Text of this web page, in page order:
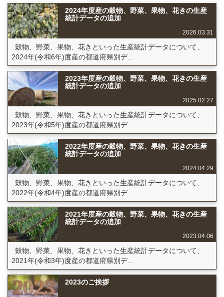
2024年度産の穀物、野菜、果物、花きの生産
統計データの追加
2026.03.31
穀物、野菜、果物、花きといった生産統計データについて、
2024年(令和6年)度産の都道府県別デ...
2023年度産の穀物、野菜、果物、花きの生産
統計データの追加
2025.02.27
穀物、野菜、果物、花きといった生産統計データについて、
2023年(令和5年)度産の都道府県別デ...
2022年度産の穀物、野菜、果物、花きの生産
統計データの追加
2024.04.29
穀物、野菜、果物、花きといった生産統計データについて、
2022年(令和4年)度産の都道府県別デ...
2021年度産の穀物、野菜、果物、花きの生産
統計データの追加
2023.04.06
穀物、野菜、果物、花きといった生産統計データについて、
2021年(令和3年)度産の都道府県別デ...
2023のご挨拶